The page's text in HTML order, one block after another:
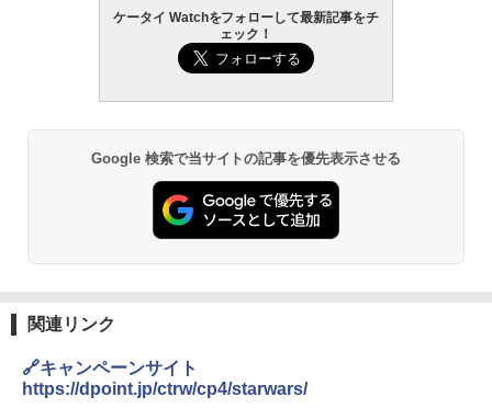
ケータイ Watchをフォローして最新記事をチ
ェック！
Google 検索で当サイトの記事を優先表示させる
関連リンク
🔗キャンペーンサイト
https://dpoint.jp/ctrw/cp4/starwars/